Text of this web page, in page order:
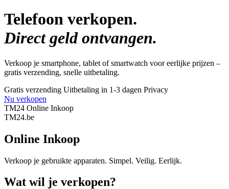
Telefoon verkopen.
Direct geld ontvangen.
Verkoop je smartphone, tablet of smartwatch voor eerlijke prijzen –
gratis verzending, snelle uitbetaling.
Gratis verzending Uitbetaling in 1-3 dagen Privacy
Nu verkopen
TM24 Online Inkoop
TM24.be
Online Inkoop
Verkoop je gebruikte apparaten. Simpel. Veilig. Eerlijk.
Wat wil je verkopen?